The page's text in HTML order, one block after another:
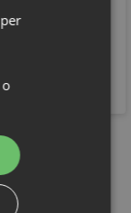
che nel
relativi ai corsi di